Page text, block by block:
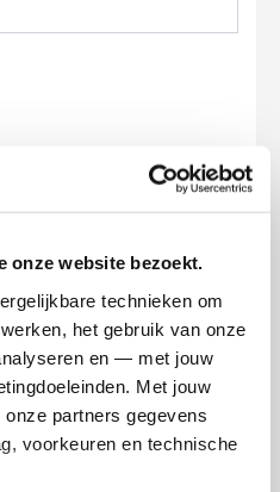
onze website bezoekt.
technieken om
het gebruik van onze
en — met jouw
Met jouw
partners gegevens
voorkeuren en technische
de transactiekosten
nu
Streefbedrag
€500